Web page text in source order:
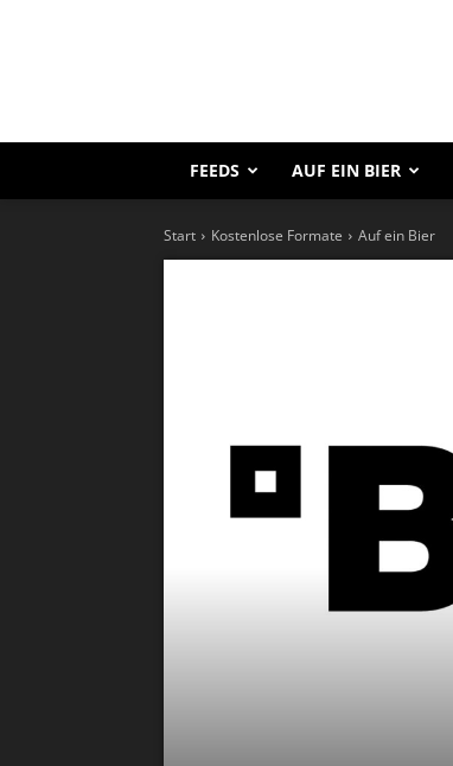
FEEDS AUF EIN BIER
Start Kostenlose Formate Auf ein Bier